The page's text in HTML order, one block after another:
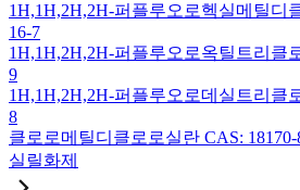
1H,1H,2H,2H-퍼플루오로헥실메틸디
16-7
1H,1H,2H,2H-퍼플루오로옥틸트리클
9
1H,1H,2H,2H-퍼플루오로데실트리클
8
클로로메틸디클로로실란 CAS: 18170-
실릴화제